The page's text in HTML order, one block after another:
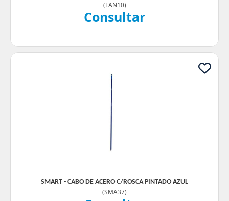
(LAN10)
Consultar
SMART - CABO DE ACERO C/ROSCA PINTADO AZUL
(SMA37)